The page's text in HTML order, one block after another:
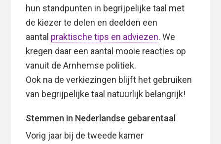
hun standpunten in begrijpelijke taal met
de kiezer te delen en deelden een
aantal praktische tips en adviezen. We
kregen daar een aantal mooie reacties op
vanuit de Arnhemse politiek.
Ook na de verkiezingen blijft het gebruiken
van begrijpelijke taal natuurlijk belangrijk!
Stemmen in Nederlandse gebarentaal
Vorig jaar bij de tweede kamer